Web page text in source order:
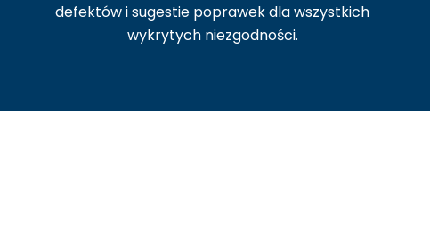
defektów i sugestie poprawek dla wszystkich
wykrytych niezgodności.